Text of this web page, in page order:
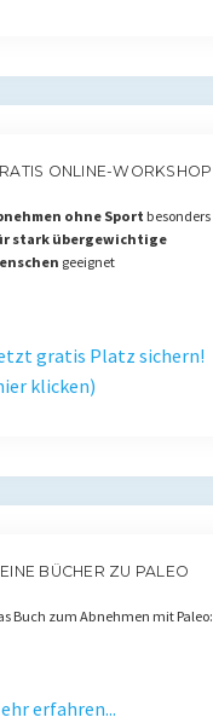
ONLINE-WORKSHOP
ohne Sport besonders
stark übergewichtige
geeignet
gratis Platz sichern!
klicken)
BÜCHER ZU PALEO
Buch zum Abnehmen mit Paleo:
erfahren...